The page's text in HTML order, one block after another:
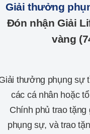
Giải thưởng
Đón nhận Giải
vàng
thưởng phụng sự
các cá nhân hoặc
Chính phủ trao tặng
phụng sự, và trao